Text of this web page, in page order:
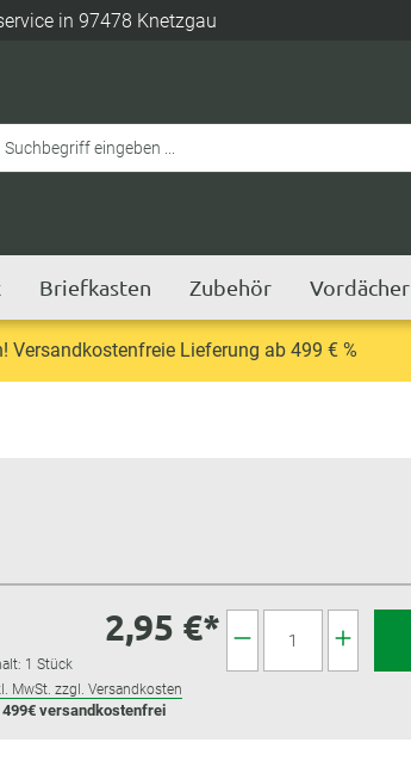
in 97478 Knetzgau
Briefkasten Zubehör Vordächer
Versandkostenfreie Lieferung ab 499 € %
2,95 €*
1 Stück
MwSt. zzgl. Versandkosten
499€ versandkostenfrei